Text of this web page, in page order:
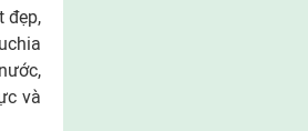
đẹp,
và